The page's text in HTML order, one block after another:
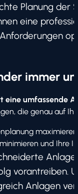
Planung der
eine
immer
eine umfassende
die genau auf
und Ihre
vorantreiben.
Anlagen